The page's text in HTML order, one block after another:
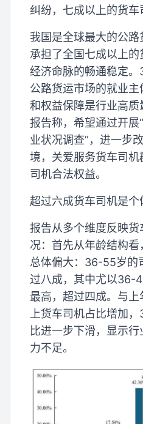
纠纷，七成以上的货车
我国是全球最大的公
承担了全国七成以上
经济命脉的畅通稳定
公路货运市场的就业
和权益保障是行业高质
报告称，希望通过开
业状况调查”，进一步
境，关爱服务货车司
司机合法权益。
超过六成货车司机是个
报告从多个维度反映
况：首先从年龄结构
总体偏大：36-55岁的
过八成，其中尤以36-
最高，超过四成。与
上货车司机占比增加
比进一步下滑，显示行
力不足。